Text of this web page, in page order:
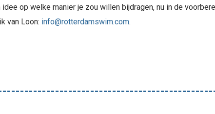
op welke manier je zou willen bijdragen, nu in de
van Loon: info@rotterdamswim.com.